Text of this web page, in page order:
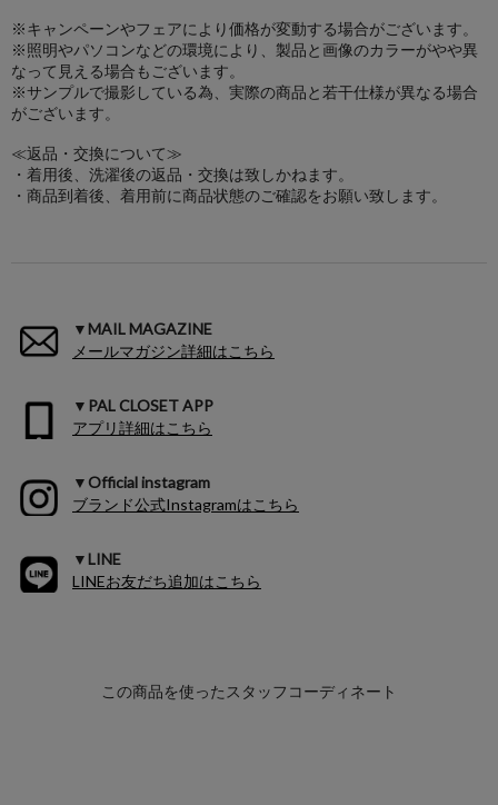
※キャンペーンやフェアにより価格が変動する場合がございます。
※照明やパソコンなどの環境により、製品と画像のカラーがやや異
なって見える場合もございます。
※サンプルで撮影している為、実際の商品と若干仕様が異なる場合
がございます。
≪返品・交換について≫
・着用後、洗濯後の返品・交換は致しかねます。
・商品到着後、着用前に商品状態のご確認をお願い致します。
▼MAIL MAGAZINE
メールマガジン詳細はこちら
▼PAL CLOSET APP
アプリ詳細はこちら
▼Official instagram
ブランド公式Instagramはこちら
▼LINE
LINEお友だち追加はこちら